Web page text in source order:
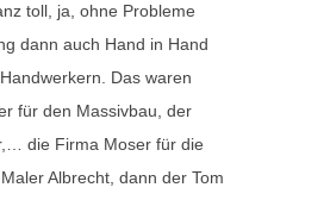
toll, ja, ohne Probleme
dann auch Hand in Hand
Das waren
für den Massivbau, der
die Firma Moser für die
Albrecht, dann der Tom